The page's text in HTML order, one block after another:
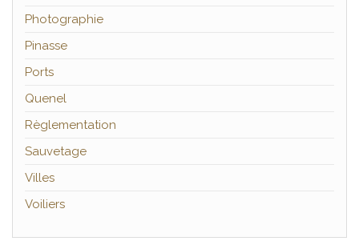
Photographie
Pinasse
Ports
Quenel
Règlementation
Sauvetage
Villes
Voiliers